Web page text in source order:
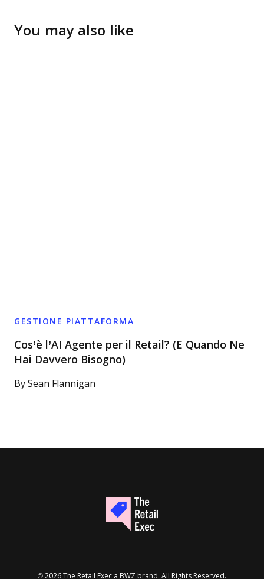
You may also like
GESTIONE PIATTAFORMA
Cos’è l’AI Agente per il Retail? (E Quando Ne
Hai Davvero Bisogno)
By Sean Flannigan
© 2026 The Retail Exec a BWZ Opens new window
brand. All Rights Reserved.